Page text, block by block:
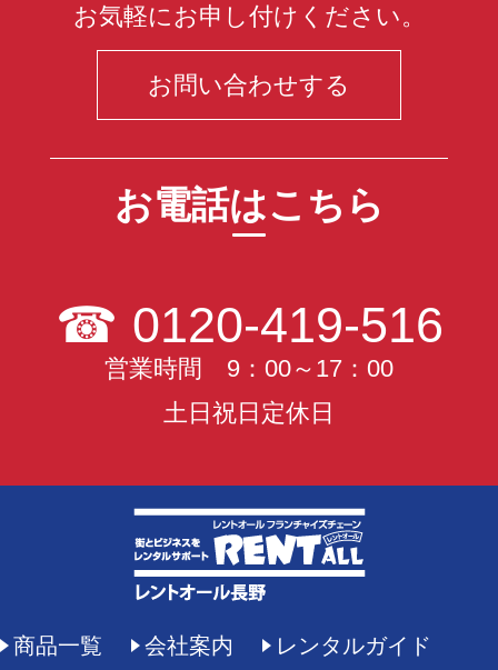
お気軽にお申し付けください。
お問い合わせする
お電話はこちら
☎ 0120-419-516
営業時間 9：00～17：00
土日祝日定休日
商品一覧 会社案内 レンタルガイド